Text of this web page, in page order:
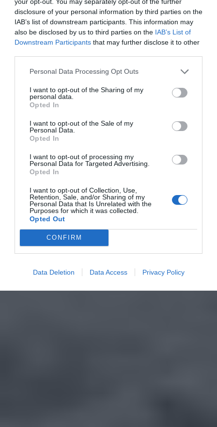
disclosure of your personal information by third parties on the
IAB’s list of downstream participants. This information may
also be disclosed by us to third parties on the IAB’s List of
Downstream Participants that may further disclose it to other
Personal Data Processing Opt Outs
I want to opt-out of the Sharing of my
personal data.
Opted In
I want to opt-out of the Sale of my
Personal Data.
Opted In
I want to opt-out of processing my
Personal Data for Targeted Advertising.
Opted In
I want to opt-out of Collection, Use,
Retention, Sale, and/or Sharing of my
Personal Data that Is Unrelated with the
Purposes for which it was collected.
Opted Out
CONFIRM
Data Deletion Data Access Privacy Policy